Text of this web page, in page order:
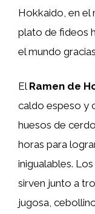
Hokkaido, en el
plato de fideos
el mundo
El Ramen de
caldo espeso y
huesos de
horas para
inigualables.
sirven junto a
jugosa,